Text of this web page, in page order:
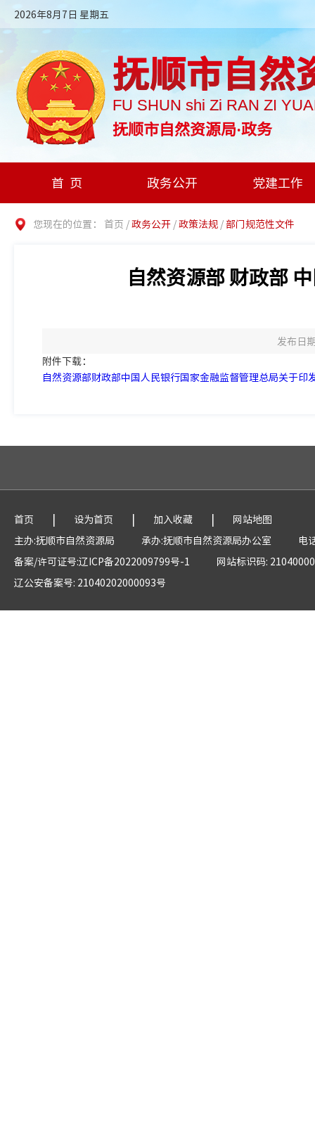
2026年8月7日 星期五
抚顺市自然
FU SHUN shi Zi RAN ZI
抚顺市自然资源局·政务
首页 政务公开 党建工作
您现在的位置： 首页 /政务公开 /政策法规 /部门规范性文件
自然资源部 财政部
发布日
附件下载：
自然资源部财政部中国人民银行国家金融监督管理总局关于
首页 | 设为首页 | 加入收藏 |
网站地图
主办:抚顺市自然资源局
承办:抚顺市自然资源局办公室
电
备案/许可证号:辽ICP备2022009799号-1
网站标识码:
辽公安备案号: 21040202000093号